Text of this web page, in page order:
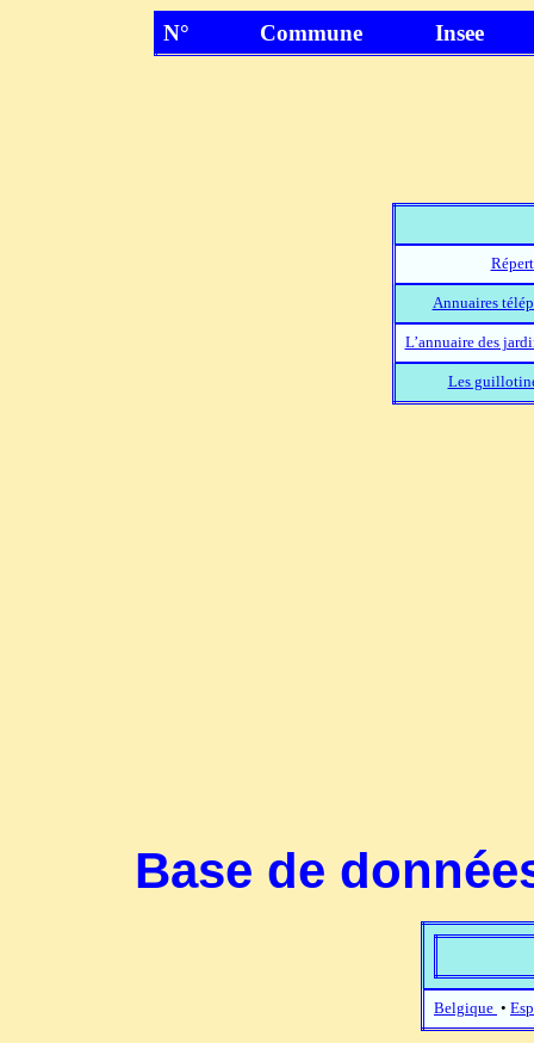
N° Commune Insee
Annuaires
L’annuaire des
Les
Base de
Belgique •